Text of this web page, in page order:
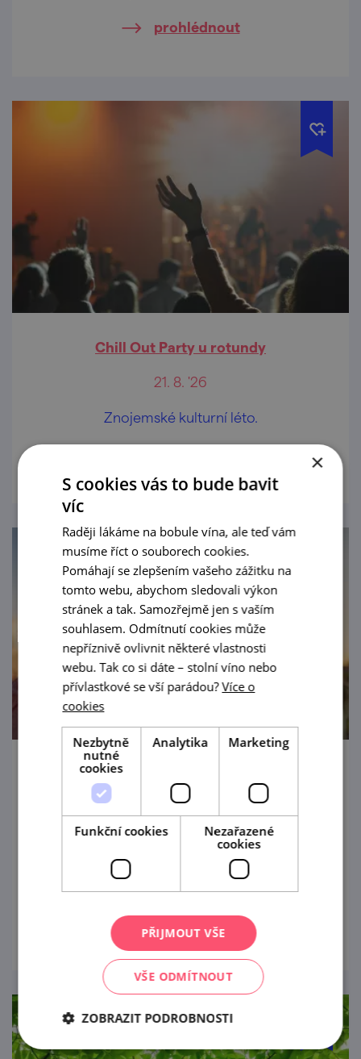
prohlédnout
Chill Out Party u rotundy
21. 8. '26
Znojemské kulturní léto.
Chill Out Party u rotundy
28. 8. '26
Výhledy na údolí řeky Dyje, víno, letní drinky
a atmosféru lepší jak u moře nabídne v
rámci akce Znojemské kulturní léto o
u rotundy sv. Kateřiny v historickém centru
Znojma.
prohlédnout
×
S cookies vás to bude bavit
víc
Raději lákáme na bobule vína, ale teď vám
musíme říct o souborech cookies.
Pomáhají se zlepšením vašeho zážitku na
tomto webu, abychom sledovali výkon
stránek a tak. Samozřejmě jen s vaším
souhlasem. Odmítnutí cookies může
nepříznivě ovlivnit některé vlastnosti
webu. Tak co si dáte – stolní víno nebo
přívlastkové se vší parádou?Více o
cookies
Nezbytně
nutné
cookies
Analytika Marketing
Funkční cookies
Nezařazené
cookies
PŘIJMOUT VŠE
VŠE ODMÍTNOUT
ZOBRAZIT PODROBNOSTI